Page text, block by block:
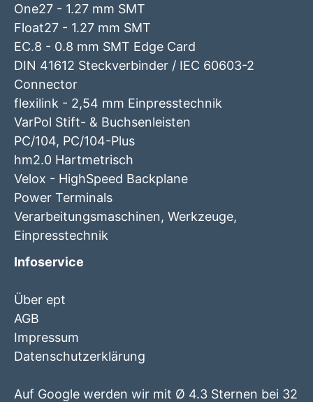
One27 - 1.27 mm SMT
Float27 - 1.27 mm SMT
EC.8 - 0.8 mm SMT Edge Card
DIN 41612 Steckverbinder / IEC 60603-2
Connector
flexilink - 2,54 mm Einpresstechnik
VarPol Stift- & Buchsenleisten
PC/104, PC/104-Plus
hm2.0 Hartmetrisch
Velox - HighSpeed Backplane
Power Terminals
Verarbeitungsmaschinen, Werkzeuge,
Einpresstechnik
Infoservice
Über ept
AGB
Impressum
Datenschutzerklärung
Auf Google werden wir mit Ø 4.3 Sternen bei 32